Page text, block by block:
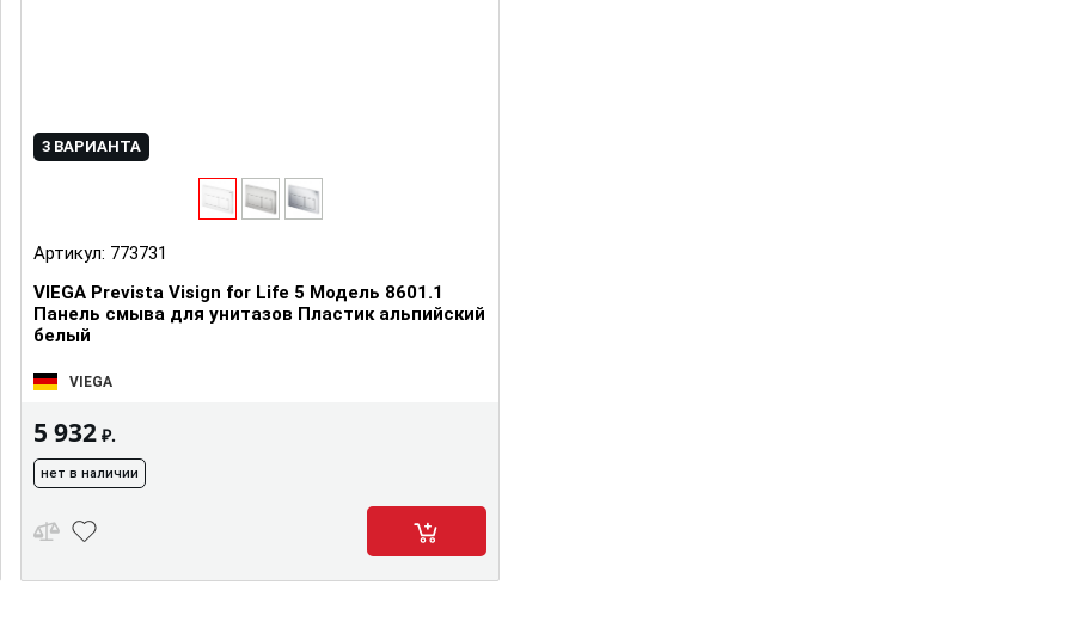
3 ВАРИАНТА
Артикул: 773731
VIEGA Prevista Visign for Life 5 Модель 8601.1
Панель смыва для унитазов Пластик альпийский
белый
VIEGA
5 932 ₽.
нет в наличии